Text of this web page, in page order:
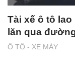
Ô TÔ - XE MÁY
Tài xế ô tô
lăn qua